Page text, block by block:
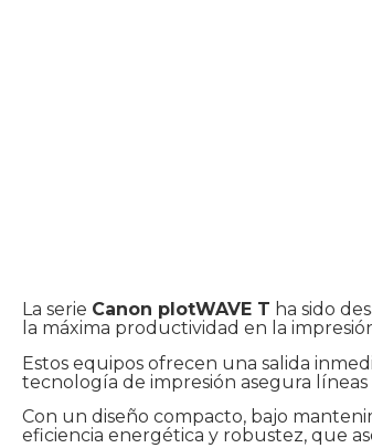
La serie Canon plotWAVE T ha sido
la máxima productividad en la
Estos equipos ofrecen una salida
tecnología de impresión asegura
Con un diseño compacto, bajo
eficiencia energética y robustez, que